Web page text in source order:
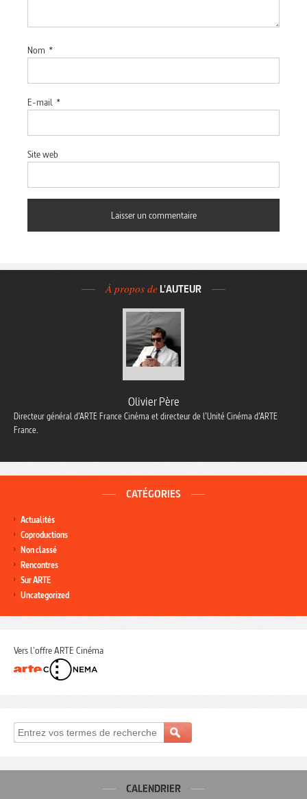
Nom *
E-mail *
Site web
À propos de L'AUTEUR
Olivier Père
Directeur général d’ARTE France Cinéma et directeur de l’Unité Cinéma d’ARTE
France.
CATÉGORIES
Actualités
Coproductions
Non classé
Rencontres
Sur ARTE
Uncategorized
Vers l'offre ARTE Cinéma
CALENDRIER